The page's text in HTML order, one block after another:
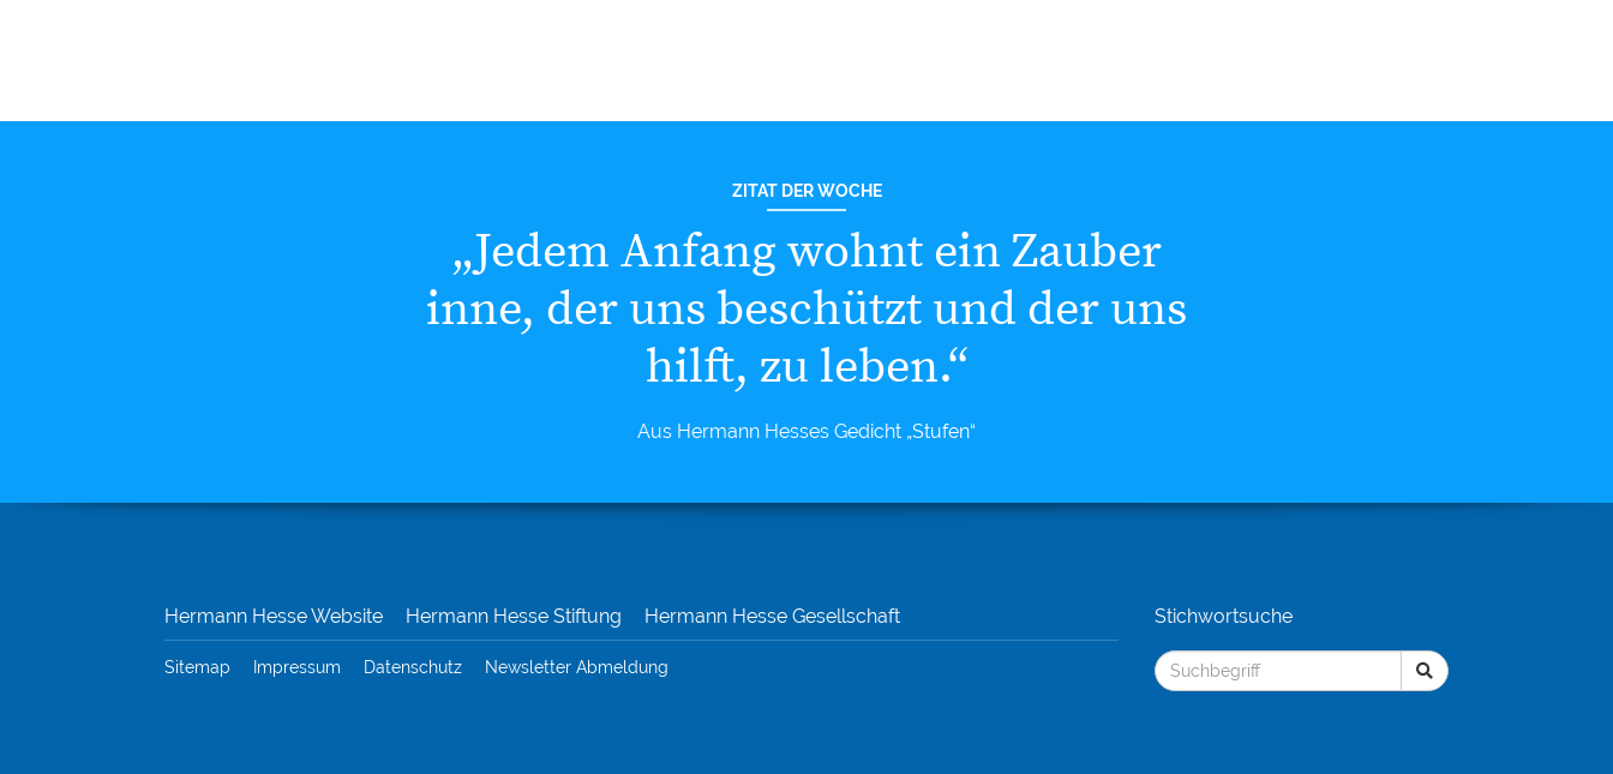
ZITAT DER WOCHE
„Jedem Anfang wohnt ein Zauber
inne, der uns beschützt und der uns
hilft, zu leben.“
Aus Hermann Hesses Gedicht „Stufen“
Hermann Hesse Website Hermann Hesse Stiftung Hermann Hesse Gesellschaft
Sitemap Impressum Datenschutz Newsletter Abmeldung
Stichwortsuche